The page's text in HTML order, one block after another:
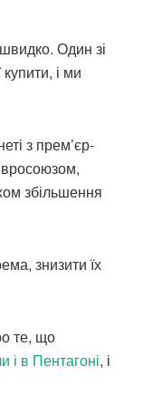
Один зі
і ми
з прем’єр-
збільшення
знизити їх
те, що
і в Пентагоні, і